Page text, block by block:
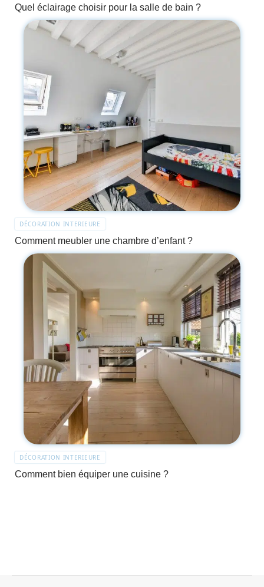
Quel éclairage choisir pour la salle de bain ?
DÉCORATION INTERIEURE
Comment meubler une chambre d’enfant ?
DÉCORATION INTERIEURE
Comment bien équiper une cuisine ?